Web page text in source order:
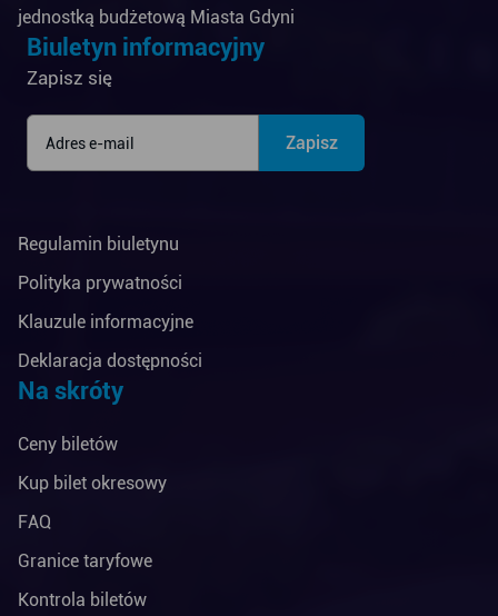
jednostką budżetową Miasta Gdyni
Biuletyn informacyjny
Zapisz się
Regulamin biuletynu
Polityka prywatności
Klauzule informacyjne
Deklaracja dostępności
Na skróty
Ceny biletów
Kup bilet okresowy
FAQ
Granice taryfowe
Kontrola biletów